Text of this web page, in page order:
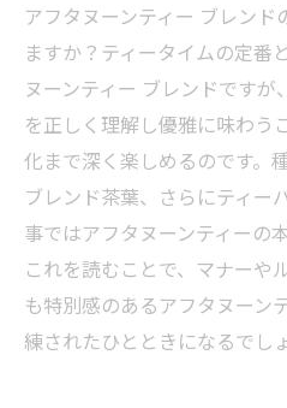
アフタヌーンティー ブレンド
ますか？ティータイムの定番
ヌーンティー ブレンドです
を正しく理解し優雅に味わう
化まで深く楽しめるのです。
ブレンド茶葉、さらにティー
事ではアフタヌーンティーの
これを読むことで、マナーや
も特別感のあるアフタヌーン
練されたひとときになるでしょ